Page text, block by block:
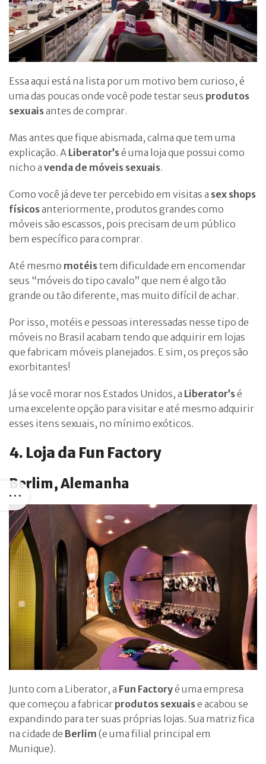
Essa aqui está na lista por um motivo bem curioso, é
uma das poucas onde você pode testar seus produtos
sexuaisantes de comprar.
Mas antes que fique abismada, calma que tem uma
explicação. A Liberator’sé uma loja que possui como
nicho a venda de móveis sexuais.
Como você já deve ter percebido em visitas a sex shops
físicosanteriormente, produtos grandes como
móveis são escassos, pois precisam de um público
bem específico para comprar.
Até mesmo motéistem dificuldade em encomendar
seus “móveis do tipo cavalo” que nem é algo tão
grande ou tão diferente, mas muito difícil de achar.
Por isso, motéis e pessoas interessadas nesse tipo de
móveis no Brasil acabam tendo que adquirir em lojas
que fabricam móveis planejados. E sim, os preços são
exorbitantes!
Já se você morar nos Estados Unidos, a Liberator’sé
uma excelente opção para visitar e até mesmo adquirir
esses itens sexuais, no mínimo exóticos.
4. Loja da Fun Factory
Berlim, Alemanha
Junto com a Liberator, a Fun Factoryé uma empresa
que começou a fabricar produtos sexuaise acabou se
expandindo para ter suas próprias lojas. Sua matriz fica
na cidade de Berlim (e uma filial principal em
Munique).